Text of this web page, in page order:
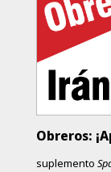
Obreros:
suplemento